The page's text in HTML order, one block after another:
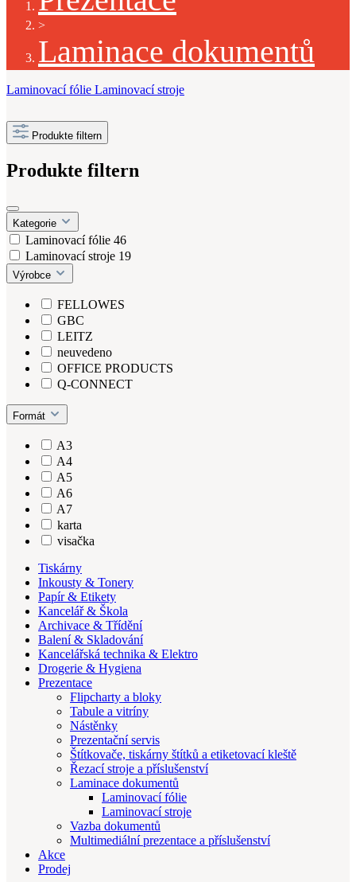
>
Laminace dokumentů
Laminovací fólie Laminovací stroje
Produkte filtern
Produkte filtern
Kategorie
Laminovací fólie 46
Laminovací stroje 19
Výrobce
FELLOWES
GBC
LEITZ
neuvedeno
OFFICE PRODUCTS
Q-CONNECT
Formát
A3
A4
A5
A6
A7
karta
visačka
Tiskárny
Inkousty & Tonery
Papír & Etikety
Kancelář & Škola
Archivace & Třídění
Balení & Skladování
Kancelářská technika & Elektro
Drogerie & Hygiena
Prezentace
Flipcharty a bloky
Tabule a vitríny
Nástěnky
Prezentační servis
Štítkovače, tiskárny štítků a etiketovací kleště
Řezací stroje a příslušenství
Laminace dokumentů
Laminovací fólie
Laminovací stroje
Vazba dokumentů
Multimediální prezentace a příslušenství
Akce
Prodej